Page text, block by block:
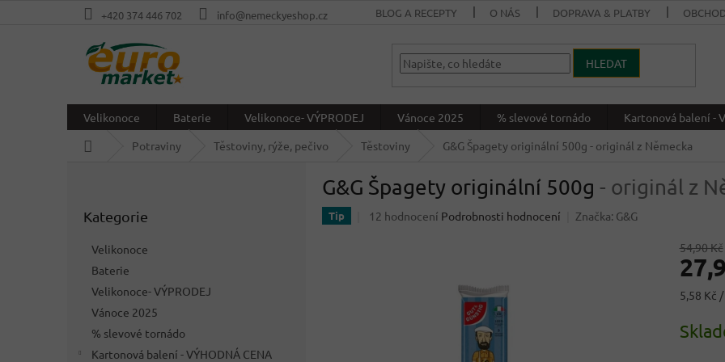
+420 374 446 702 info@nemeckyeshop.cz BLOG A RECEPTY O NÁS DOPRAVA & PLATBY
HLEDAT
Velikonoce Baterie Velikonoce- VÝPRODEJ Vánoce 2025 % slevové tornádo Kartonová balení -
Potraviny Těstoviny, rýže, pečivo Těstoviny G&G Špagety originální 500g - originál z Německa
kategorie
Kategorie
Velikonoce
Baterie
Velikonoce- VÝPRODEJ
Vánoce 2025
% slevové tornádo
Kartonová balení - VÝHODNÁ CENA
G&G Špagety originální 500g - originál z
Tip
Průměrné
12 hodnocení Podrobnosti hodnocení Značka: G&G
54,90 Kč
Měrná
5,58 Kč